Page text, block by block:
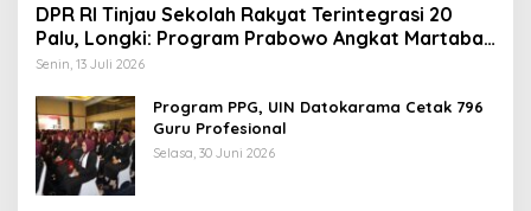
DPR RI Tinjau Sekolah Rakyat Terintegrasi 20
Palu, Longki: Program Prabowo Angkat Martabat
Anak Miskin
Senin, 13 Juli 2026
Program PPG, UIN Datokarama Cetak 796
Guru Profesional
Selasa, 30 Juni 2026